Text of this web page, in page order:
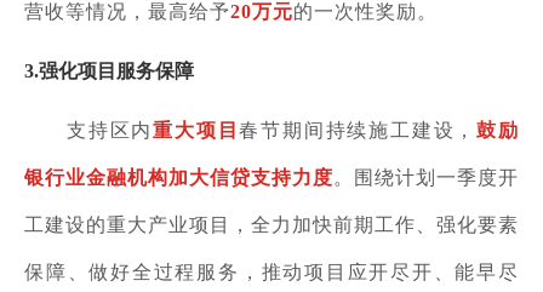
营收等情况，最高给予20万元的一次性奖励。
3.强化项目服务保障
支持区内重大项目春节期间持续施工建设，鼓励
银行业金融机构加大信贷支持力度。围绕计划一季度开
工建设的重大产业项目，全力加快前期工作、强化要素
保障、做好全过程服务，推动项目应开尽开、能早尽